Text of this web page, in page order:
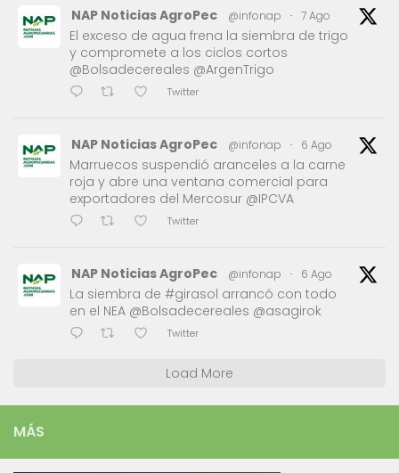
NAP Noticias AgroPec @infonap · 7 Ago
El exceso de agua frena la siembra de trigo
y compromete a los ciclos cortos
@Bolsadecereales @ArgenTrigo
Twitter
NAP Noticias AgroPec @infonap · 6 Ago
Marruecos suspendió aranceles a la carne
roja y abre una ventana comercial para
exportadores del Mercosur @IPCVA
Twitter
NAP Noticias AgroPec @infonap · 6 Ago
La siembra de #girasol arrancó con todo
en el NEA @Bolsadecereales @asagirok
Twitter
Load More
MÁS